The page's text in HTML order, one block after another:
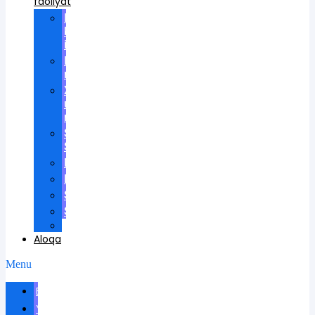
Ilmiy
kengashlarda
ishtirok
Ilmiy
rahbarlik
Xalqaro
universitetda
ma'ruzalar
Scientific
School
Mukofotlar
Patentlar
Sertifikatlar
Shartnomalar
Aloqa
Menu
Biografiya
Yangiliklar